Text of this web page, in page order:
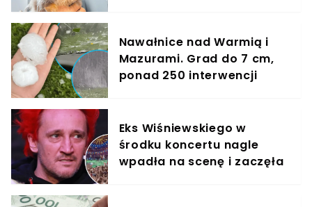
Nawałnice nad Warmią i
Mazurami. Grad do 7 cm,
ponad 250 interwencji
Eks Wiśniewskiego w
środku koncertu nagle
wpadła na scenę i zaczęła